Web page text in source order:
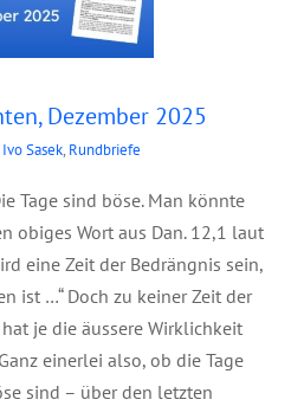
Dezember 2025
Ivo Sasek, Rundbriefe
Tage sind böse. Man könnte
obiges Wort aus Dan. 12,1 laut
eine Zeit der Bedrängnis sein,
ist …“ Doch zu keiner Zeit der
je die äussere Wirklichkeit
einerlei also, ob die Tage
sind – über den letzten